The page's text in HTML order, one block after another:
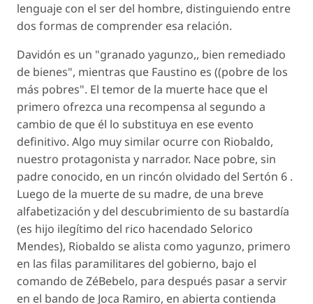
lenguaje con el ser del hombre, distinguiendo entre
dos formas de comprender esa relación.
Davidón es un "granado yagunzo,, bien remediado
de bienes", mientras que Faustino es ((pobre de los
más pobres". El temor de la muerte hace que el
primero ofrezca una recompensa al segundo a
cambio de que él lo substituya en ese evento
definitivo. Algo muy similar ocurre con Riobaldo,
nuestro protagonista y narrador. Nace pobre, sin
padre conocido, en un rincón olvidado del Sertón 6 .
Luego de la muerte de su madre, de una breve
alfabetización y del descubrimiento de su bastardía
(es hijo ilegítimo del rico hacendado Selorico
Mendes), Riobaldo se alista como yagunzo, primero
en las filas paramilitares del gobierno, bajo el
comando de ZéBebelo, para después pasar a servir
en el bando de Joca Ramiro, en abierta contienda